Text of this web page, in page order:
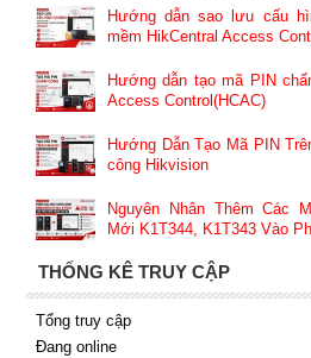
Hướng dẫn sao lưu cấu
mềm HikCentral Access
Hướng dẫn tạo mã PIN
Access Control(HCAC)
Hướng Dẫn Tạo Mã PIN
công Hikvision
Nguyên Nhân Thêm Các
Mới K1T344, K1T343 Vào
THỐNG KÊ TRUY CẬP
Tổng truy cập
Đang online